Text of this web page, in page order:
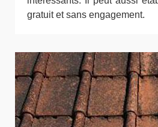
gratuit et sans engagement.